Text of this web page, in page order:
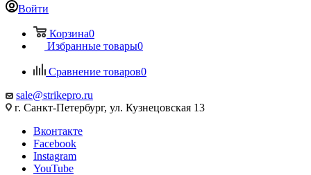
Войти
Корзина0
Избранные товары0
Сравнение товаров0
sale@strikepro.ru
г. Санкт-Петербург, ул. Кузнецовская 13
Вконтакте
Facebook
Instagram
YouTube